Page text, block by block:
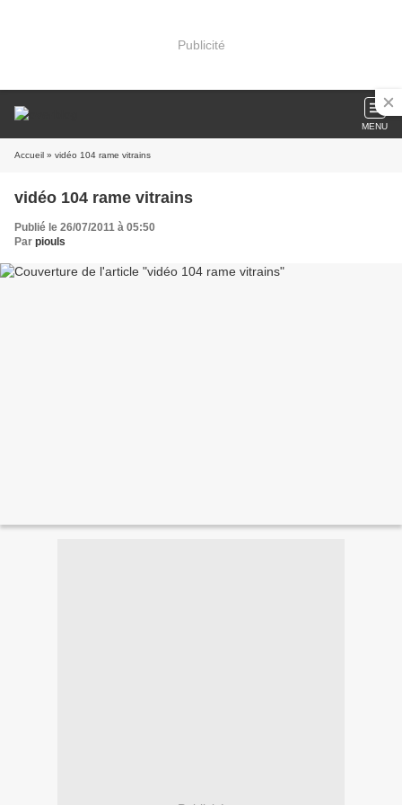
Publicité
MENU
Accueil » vidéo 104 rame vitrains
vidéo 104 rame vitrains
Publié le 26/07/2011 à 05:50
Par piouls